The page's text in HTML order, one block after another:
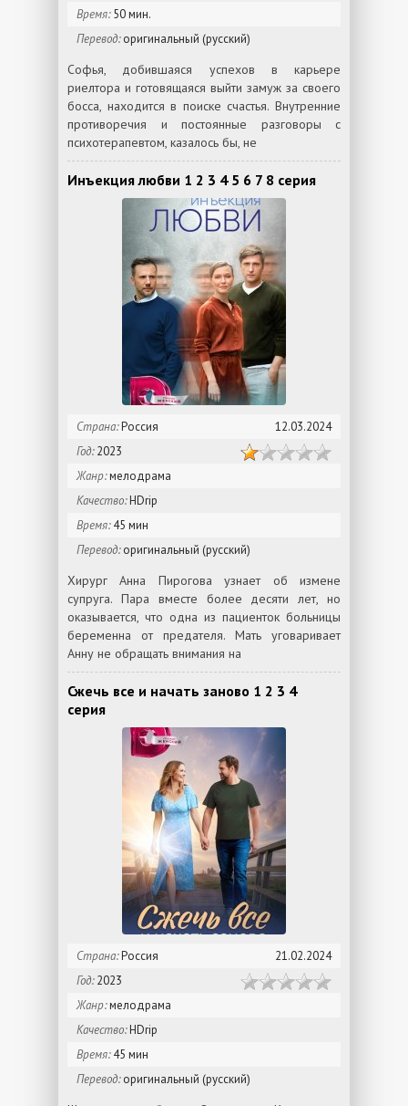
Время:50 мин.
Перевод:оригинальный (русский)
Софья, добившаяся успехов в карьере
риелтора и готовящаяся выйти замуж за своего
босса, находится в поиске счастья. Внутренние
противоречия и постоянные разговоры с
психотерапевтом, казалось бы, не
Инъекция любви 1 2 3 4 5 6 7 8 серия
Страна:Россия
12.03.2024
Год:2023
Жанр:мелодрама
Качество:HDrip
Время:45 мин
Перевод:оригинальный (русский)
Хирург Анна Пирогова узнает об измене
супруга. Пара вместе более десяти лет, но
оказывается, что одна из пациенток больницы
беременна от предателя. Мать уговаривает
Анну не обращать внимания на
Сжечь все и начать заново 1 2 3 4
серия
Страна:Россия
21.02.2024
Год:2023
Жанр:мелодрама
Качество:HDrip
Время:45 мин
Перевод:оригинальный (русский)